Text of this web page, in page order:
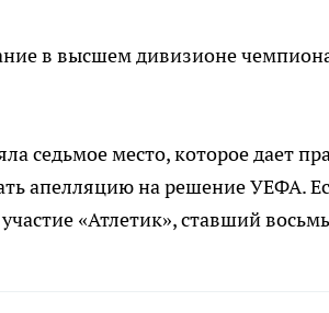
в высшем дивизионе
седьмое место, которое дает
апелляцию на решение УЕФА.
«Атлетик», ставший